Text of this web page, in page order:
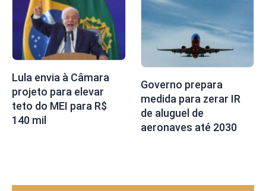
Lula envia à Câmara
projeto para elevar
teto do MEI para R$
140 mil
Governo prepara
medida para zerar IR
de aluguel de
aeronaves até 2030